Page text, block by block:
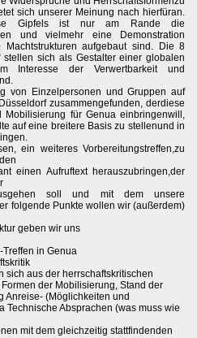
sich unserer Meinung nach hierfüran.
Gipfels ist nur am Rande die
und vielmehr eine Demonstration
aufgebaut sind. Die 8
stellen sich als Gestalter einer globalen
Interesse der Verwertbarkeit und
von Einzelpersonen und Gruppen auf
zusammengefunden, derdiese
Mobilisierung für Genua einbringenwill,
auf eine breitere Basis zu stellenund in
ein weiteres Vorbereitungstreffen,zu
einen Aufruftext herauszubringen,der
soll und mit dem unsere
folgende Punkte wollen wir (außerdem)
geben wir uns
Treffen in Genua
sich aus der herrschaftskritischen
der Mobilisierung, Stand der
Anreise- (Möglichkeiten und
Technische Absprachen (was muss wie
mit dem gleichzeitig stattfindenden